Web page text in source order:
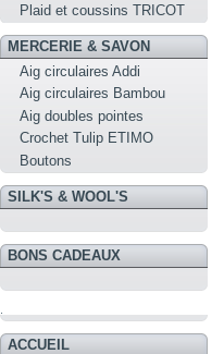
Plaid et coussins TRICOT
MERCERIE & SAVON
Aig circulaires Addi
Aig circulaires Bambou
Aig doubles pointes
Crochet Tulip ETIMO
Boutons
SILK'S & WOOL'S
BONS CADEAUX
ACCUEIL